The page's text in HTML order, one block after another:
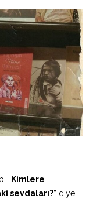
“ Kimlere
sevdaları?” diye